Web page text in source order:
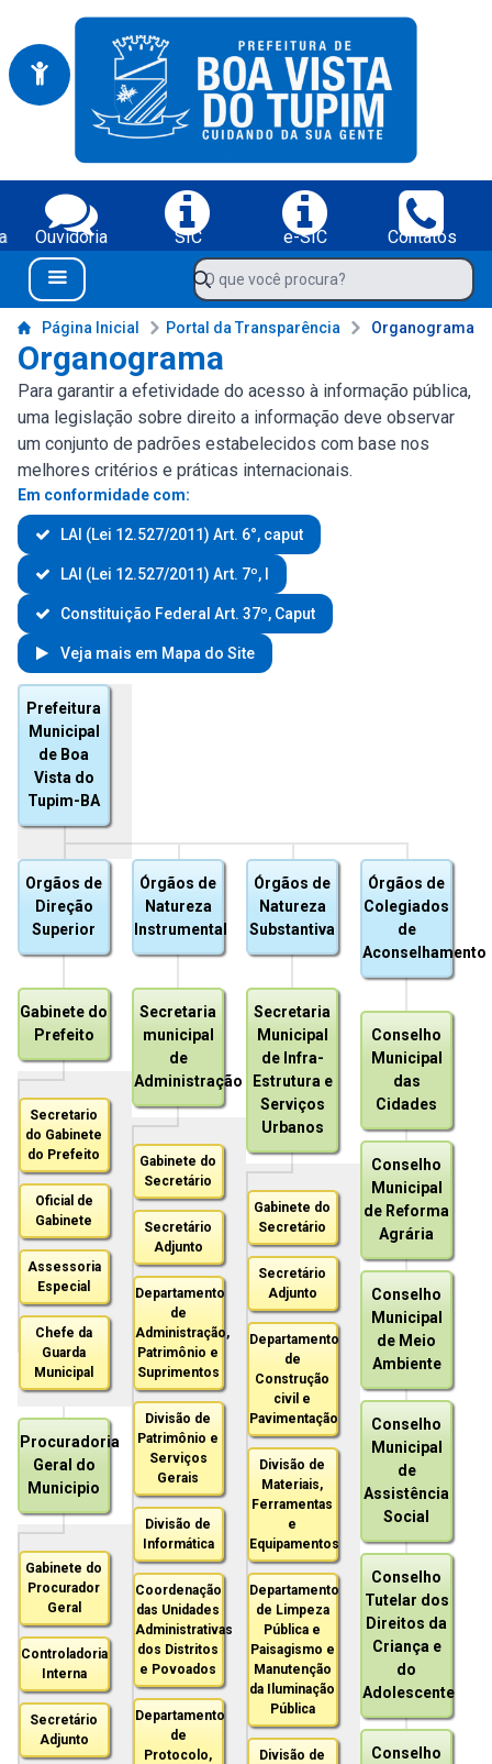
Portal da Prefeitura Municipal de Boa Vista do Tupim-BA
Serviços da Prefeitura Municipal de Boa Vista do Tupim-BA;
SIC e-SIC Contatos
DOM
Navegue pelo portal da Prefeitura de Boa Vista do Tupim-BA
Menu Bar
O que você procura?
Conteúdo da Prefeitura de Boa Vista do Tupim-BA
Página Inicial Portal da Transparência Organograma
Organograma
Para garantir a efetividade do acesso à informação pública,
uma legislação sobre direito a informação deve observar
um conjunto de padrões estabelecidos com base nos
melhores critérios e práticas internacionais.
Em conformidade com:
LAI (Lei 12.527/2011) Art. 6°, caput
LAI (Lei 12.527/2011) Art. 7º, I
Constituição Federal Art. 37º, Caput
Veja mais em Mapa do Site
Prefeitura
Municipal
de Boa
Vista do
Tupim-BA
Orgãos de
Direção
Superior
Gabinete do
Prefeito
Secretario
do Gabinete
do Prefeito
Oficial de
Gabinete
Assessoria
Especial
Chefe da
Guarda
Municipal
Procuradoria
Geral do
Municipio
Gabinete do
Procurador
Geral
Controladoria
Interna
Secretário
Adjunto
Órgãos de
Natureza
Instrumental
Secretaria
municipal
de
Administração
Gabinete do
Secretário
Secretário
Adjunto
Departamento
de
Administração,
Patrimônio e
Suprimentos
Divisão de
Patrimônio e
Serviços
Gerais
Divisão de
Informática
Coordenação
das Unidades
Administrativas
dos Distritos
e Povoados
Departamento
de
Protocolo,
Órgãos de
Natureza
Substantiva
Secretaria
Municipal
de Infra-
Estrutura e
Serviços
Urbanos
Gabinete do
Secretário
Secretário
Adjunto
Departamento
de
Construção
civil e
Pavimentação
Divisão de
Materiais,
Ferramentas
e
Equipamentos
Departamento
de Limpeza
Pública e
Paisagismo e
Manutenção
da Iluminação
Pública
Divisão de
Órgãos de
Colegiados
de
Aconselhamento
Conselho
Municipal
das
Cidades
Conselho
Municipal
de Reforma
Agrária
Conselho
Municipal
de Meio
Ambiente
Conselho
Municipal
de
Assistência
Social
Conselho
Tutelar dos
Direitos da
Criança e
do
Adolescente
Conselho